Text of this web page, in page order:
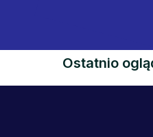
Ostatnio